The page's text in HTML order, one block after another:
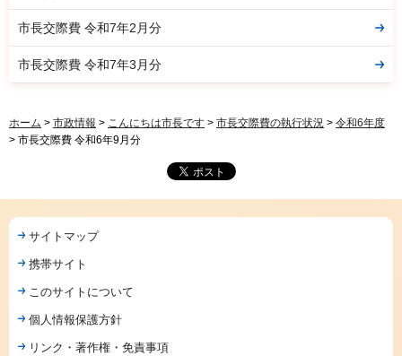
市長交際費 令和7年2月分
市長交際費 令和7年3月分
ホーム > 市政情報 > こんにちは市長です > 市長交際費の執行状況 > 令和6年度
> 市長交際費 令和6年9月分
サイトマップ
携帯サイト
このサイトについて
個人情報保護方針
リンク・著作権・免責事項